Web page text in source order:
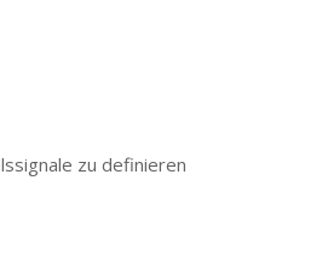
zu definieren